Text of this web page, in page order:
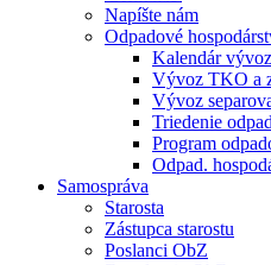
Napíšte nám
Odpadové
Kalendár
Vývoz TKO a
Vývoz
Triedenie
Program
Odpad.
Samospráva
Starosta
Zástupca starostu
Poslanci ObZ